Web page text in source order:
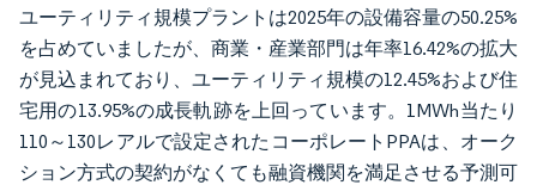
ユーティリティ規模プラントは2025年の設備容量の50.25%
を占めていましたが、商業・産業部門は年率16.42%の拡大
が見込まれており、ユーティリティ規模の12.45%および住
宅用の13.95%の成長軌跡を上回っています。1MWh当たり
110～130レアルで設定されたコーポレートPPAは、オーク
ション方式の契約がなくても融資機関を満足させる予測可